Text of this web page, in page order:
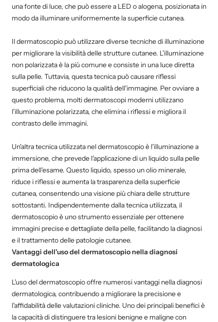
una fonte di luce, che può essere a LED o alogena, posizionata in
modo da illuminare uniformemente la superficie cutanea.
Il dermatoscopio può utilizzare diverse tecniche di illuminazione
per migliorare la visibilità delle strutture cutanee. L'illuminazione
non polarizzata è la più comune e consiste in una luce diretta
sulla pelle. Tuttavia, questa tecnica può causare riflessi
superficiali che riducono la qualità dell'immagine. Per ovviare a
questo problema, molti dermatoscopi moderni utilizzano
l'illuminazione polarizzata, che elimina i riflessi e migliora il
contrasto delle immagini.
Un'altra tecnica utilizzata nel dermatoscopio è l'illuminazione a
immersione, che prevede l'applicazione di un liquido sulla pelle
prima dell'esame. Questo liquido, spesso un olio minerale,
riduce i riflessi e aumenta la trasparenza della superficie
cutanea, consentendo una visione più chiara delle strutture
sottostanti. Indipendentemente dalla tecnica utilizzata, il
dermatoscopio è uno strumento essenziale per ottenere
immagini precise e dettagliate della pelle, facilitando la diagnosi
e il trattamento delle patologie cutanee.
Vantaggi dell'uso del dermatoscopio nella diagnosi
dermatologica
L'uso del dermatoscopio offre numerosi vantaggi nella diagnosi
dermatologica, contribuendo a migliorare la precisione e
l'affidabilità delle valutazioni cliniche. Uno dei principali benefici è
la capacità di distinguere tra lesioni benigne e maligne con